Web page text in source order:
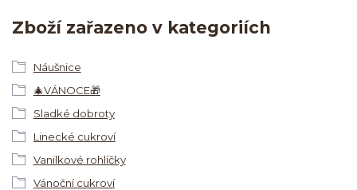
Zboží zařazeno v kategoriích
Náušnice
🎄VÁNOCE🎁
Sladké dobroty
Linecké cukroví
Vanilkové rohlíčky
Vánoční cukroví